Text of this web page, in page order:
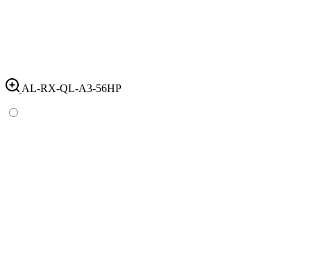
AL-RX-QL-A3-56HP